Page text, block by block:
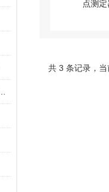
共 3 条记录，